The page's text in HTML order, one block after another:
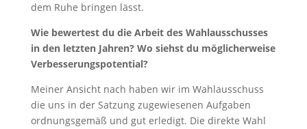
dem Ruhe bringen lässt.
Wie bewertest du die Arbeit des Wahlausschusses
in den letzten Jahren? Wo siehst du möglicherweise
Verbesserungspotential?
Meiner Ansicht nach haben wir im Wahlausschuss
die uns in der Satzung zugewiesenen Aufgaben
ordnungsgemäß und gut erledigt. Die direkte Wahl